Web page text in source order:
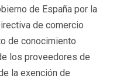
de España por la
de comercio
de conocimiento
los proveedores de
la exención de